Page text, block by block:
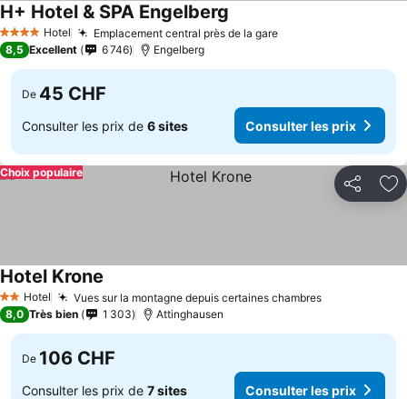
4 Étoiles Hotel Emplacement central près de la gare
H+ Hotel & SPA Engelberg
8,5 Excellent 6 746 Engelberg
De 45 CHF
Consulter les prix de 6 sites Consulter les prix
Partager
Choix populaire
2 Étoiles
Hotel Vues sur la montagne depuis certaines chambres
Hotel Krone
8,0 Très bien 1 303 Attinghausen
De 106 CHF
Consulter les prix de 7 sites Consulter les prix